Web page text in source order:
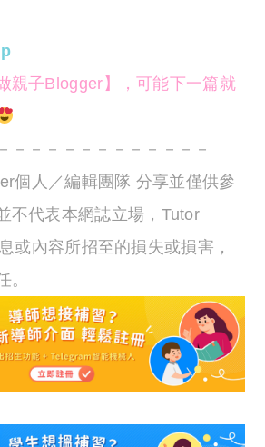
親子Blogger】，可能下一篇就
－－－－－－－－－－－－
個人／編輯團隊 分享並僅供參
不代表本網誌立場，Tutor
或內容所招至的損失或損害，
。